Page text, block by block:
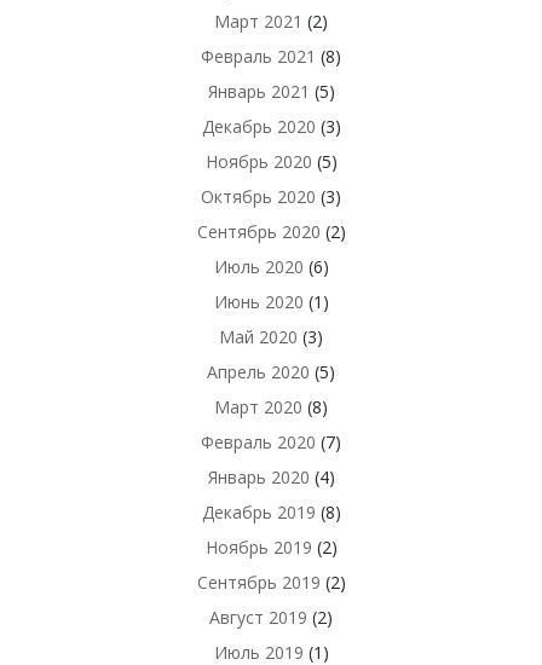
Март 2021 (2)
Февраль 2021 (8)
Январь 2021 (5)
Декабрь 2020 (3)
Ноябрь 2020 (5)
Октябрь 2020 (3)
Сентябрь 2020 (2)
Июль 2020 (6)
Июнь 2020 (1)
Май 2020 (3)
Апрель 2020 (5)
Март 2020 (8)
Февраль 2020 (7)
Январь 2020 (4)
Декабрь 2019 (8)
Ноябрь 2019 (2)
Сентябрь 2019 (2)
Август 2019 (2)
Июль 2019 (1)